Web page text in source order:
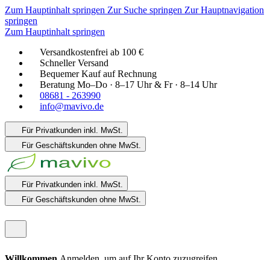
Zum Hauptinhalt springen Zur Suche springen Zur Hauptnavigation
springen
Zum Hauptinhalt springen
Versandkostenfrei ab 100 €
Schneller Versand
Bequemer Kauf auf Rechnung
Beratung Mo–Do · 8–17 Uhr & Fr · 8–14 Uhr
08681 - 263990
info@mavivo.de
Für Privatkunden inkl. MwSt.
Für Geschäftskunden ohne MwSt.
Für Privatkunden inkl. MwSt.
Für Geschäftskunden ohne MwSt.